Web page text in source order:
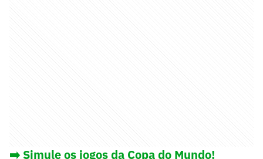
➡️ Simule os jogos da Copa do Mundo!